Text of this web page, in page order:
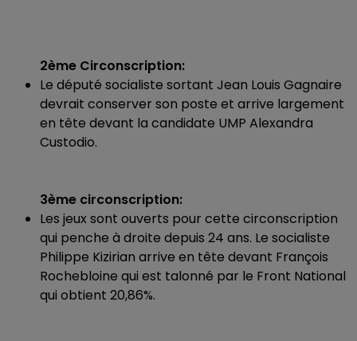
2ème Circonscription:
Le député socialiste sortant Jean Louis Gagnaire
devrait conserver son poste et arrive largement
en tête devant la candidate UMP Alexandra
Custodio.
3ème circonscription:
Les jeux sont ouverts pour cette circonscription
qui penche à droite depuis 24 ans. Le socialiste
Philippe Kizirian arrive en tête devant François
Rochebloine qui est talonné par le Front National
qui obtient 20,86%.